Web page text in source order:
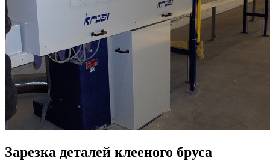
Зарезка деталей клееного бруса